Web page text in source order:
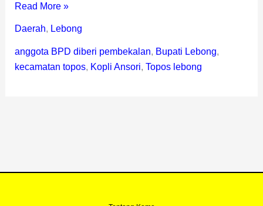
Read More »
Daerah, Lebong
anggota BPD diberi pembekalan, Bupati Lebong,
kecamatan topos, Kopli Ansori, Topos lebong